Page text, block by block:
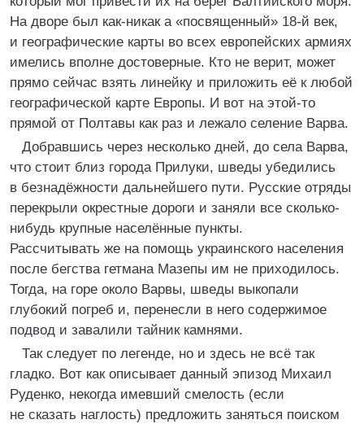
На дворе был как-никак а «посвященный» 18-й век,
и географические карты во всех европейских армиях
имелись вполне достоверные. Кто не верит, может
прямо сейчас взять линейку и приложить её к любой
географической карте Европы. И вот на этой-то
прямой от Полтавы как раз и лежало селение Варва.
Добравшись через несколько дней, до села Варва,
что стоит близ города Прилуки, шведы убедились
в безнадёжности дальнейшего пути. Русские отряды
перекрыли окрестные дороги и заняли все сколько-
нибудь крупные населённые пункты.
Рассчитывать же на помощь украинского населения
после бегства гетмана Мазепы им не приходилось.
Тогда, на горе около Варвы, шведы выкопали
глубокий погреб и, перенесли в него содержимое
подвод и завалили тайник камнями.
Так следует по легенде, но и здесь не всё так
гладко. Вот как описывает данный эпизод Михаил
Руденко, некогда имевший смелость (если
не сказать наглость) предложить заняться поиском